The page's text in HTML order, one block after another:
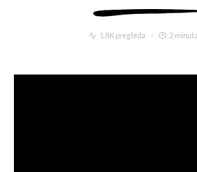
1.8K pregleda 2